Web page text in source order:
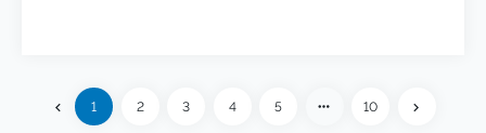
chevron_left Précédent
1 2 3 4 5 more_horiz 10 chevron_rightSuivant